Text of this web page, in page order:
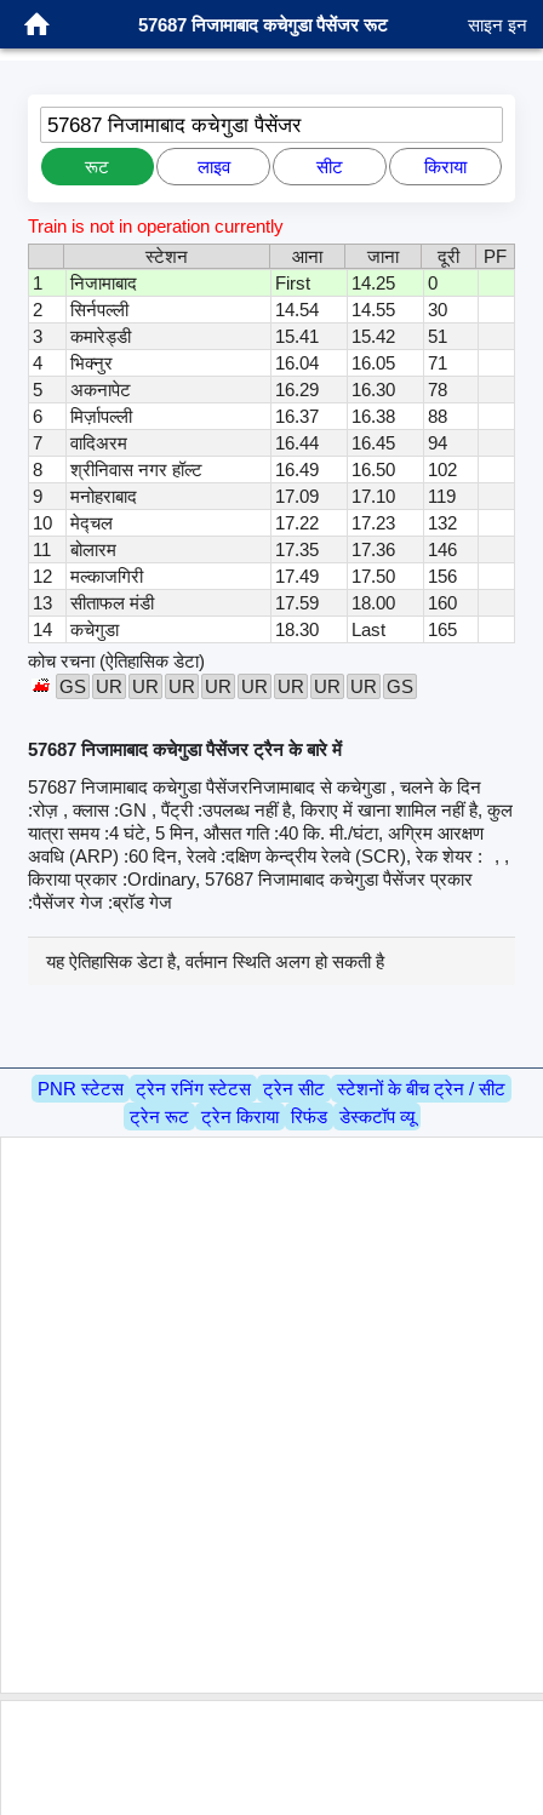
57687 निजामाबाद कचेगुडा पैसेंजर रूट साइन इन
57687 निजामाबाद कचेगुडा पैसेंजर
रूट लाइव सीट किराया
Train is not in operation currently
स्टेशन
आना जाना दूरी
PF
1
निजामाबाद First 14.25
0
2
सिर्नपल्ली 14.54 14.55
30
3
कमारेड्डी 15.41 15.42
51
4
भिक्नुर 16.04 16.05
71
5
अकनापेट 16.29 16.30
78
6
मिर्ज़ापल्ली 16.37 16.38
88
7
वादिअरम 16.44 16.45
94
8
श्रीनिवास नगर हॉल्ट 16.49 16.50
102
9
मनोहराबाद 17.09 17.10
119
10
मेद्चल 17.22 17.23
132
11
बोलारम 17.35 17.36
146
12
मल्काजगिरी 17.49 17.50
156
13
सीताफल मंडी 17.59 18.00
160
14
कचेगुडा 18.30 Last
165
कोच रचना (ऐतिहासिक डेटा)
GS UR UR UR UR UR UR UR UR GS
57687 निजामाबाद कचेगुडा पैसेंजर ट्रैन के बारे में
57687 निजामाबाद कचेगुडा पैसेंजरनिजामाबाद से कचेगुडा , चलने के दिन
:रोज़ , क्लास :GN , पैंट्री :उपलब्ध नहीं है, किराए में खाना शामिल नहीं है, कुल
यात्रा समय :4 घंटे, 5 मिन, औसत गति :40 कि. मी./घंटा, अग्रिम आरक्षण
अवधि (ARP) :60 दिन, रेलवे :दक्षिण केन्द्रीय रेलवे (SCR), रेक शेयर :
, ,
किराया प्रकार :Ordinary, 57687 निजामाबाद कचेगुडा पैसेंजर प्रकार
:पैसेंजर गेज :ब्रॉड गेज
यह ऐतिहासिक डेटा है, वर्तमान स्थिति अलग हो सकती है
PNR स्टेटस ट्रेन रनिंग स्टेटस ट्रेन सीट स्टेशनों के बीच ट्रेन / सीट
ट्रेन रूट ट्रेन किराया रिफंड डेस्कटॉप व्यू